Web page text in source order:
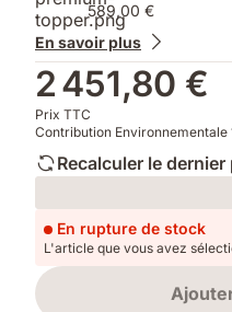
589,00 €
En savoir plus
2 451,80 €
Prix TTC
Contribution Environnementale
Recalculer le dernier
Loading
En rupture de stock
L'article que vous avez